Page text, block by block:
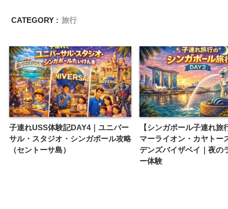
CATEGORY : 旅行
子連れUSS体験記DAY4｜ユニバー
サル・スタジオ・シンガポール攻略
（セントーサ島）
【シンガポール子連れ旅
マーライオン・カヤトー
デンズバイザベイ｜夜の
ー体験